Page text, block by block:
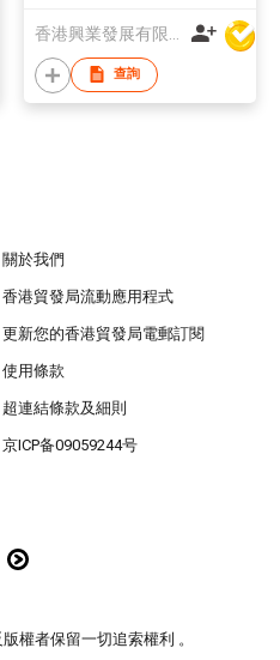
查詢
關於我們
香港貿發局流動應用程式
更新您的香港貿發局電郵訂閱
使用條款
超連結條款及細則
京ICP备09059244号
權者保留一切追索權利 。